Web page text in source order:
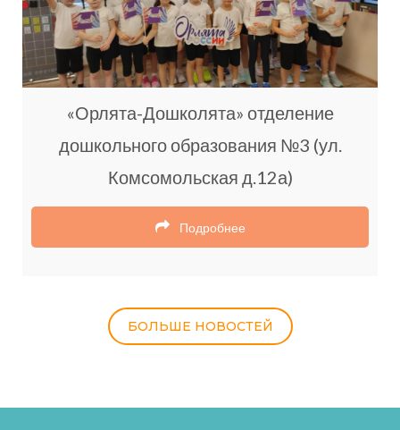
«Орлята-Дошколята» отделение
дошкольного образования №3 (ул.
Комсомольская д.12а)
Подробнее
БОЛЬШЕ НОВОСТЕЙ